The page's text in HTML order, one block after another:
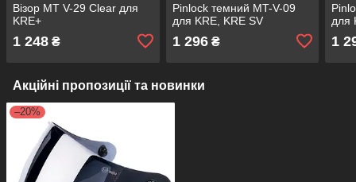
Візор MT V-29 Clear для
KRE+
1 248 ₴
Pinlock темний MT-V-09
для KRE, KRE SV
1 296₴
для
1
Акційні пропозиції та новинки
–20%